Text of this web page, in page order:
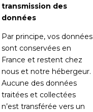
transmission des
données
Par principe, vos données
sont conservées en
France et restent chez
nous et notre hébergeur.
Aucune des données
traitées et collectées
n’est transférée vers un